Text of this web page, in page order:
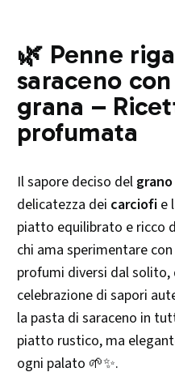
🌿 Penne
saraceno
grana –
profumata
Il sapore deciso del
delicatezza dei carciofi e
piatto equilibrato e ricco
chi ama sperimentare
profumi diversi dal
celebrazione di sapori
la pasta di saraceno in
piatto rustico, ma
ogni palato 🌱✨.